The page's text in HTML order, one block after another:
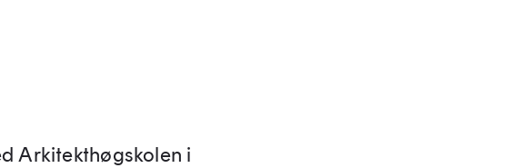
Arkitekthøgskolen i